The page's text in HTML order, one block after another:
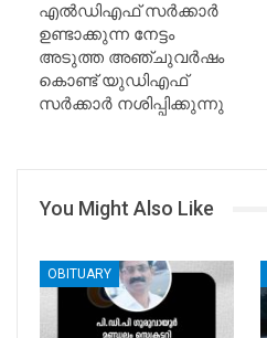
എല്‍ഡിഎഫ് സര്‍ക്കാര്‍
ഉണ്ടാക്കുന്ന നേട്ടം
അടുത്ത അഞ്ചുവര്‍ഷം
കൊണ്ട് യുഡിഎഫ്
സര്‍ക്കാര്‍ നശിപ്പിക്കുന്നു
You Might Also Like
OBITUARY